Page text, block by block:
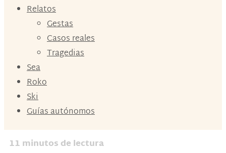
Relatos
Gestas
Casos reales
Tragedias
Sea
Roko
Ski
Guías autónomos
11 minutos de lectura